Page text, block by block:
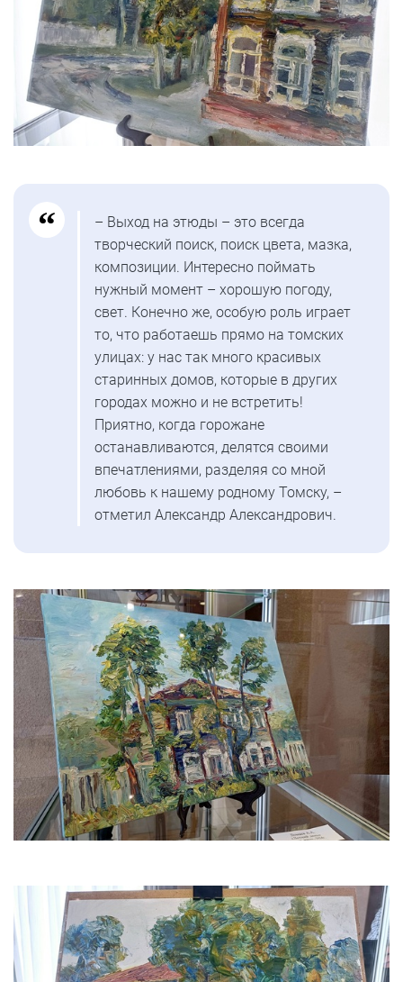
– Выход на этюды – это всегда
творческий поиск, поиск цвета, мазка,
композиции. Интересно поймать
нужный момент – хорошую погоду,
свет. Конечно же, особую роль играет
то, что работаешь прямо на томских
улицах: у нас так много красивых
старинных домов, которые в других
городах можно и не встретить!
Приятно, когда горожане
останавливаются, делятся своими
впечатлениями, разделяя со мной
любовь к нашему родному Томску, –
отметил Александр Александрович.